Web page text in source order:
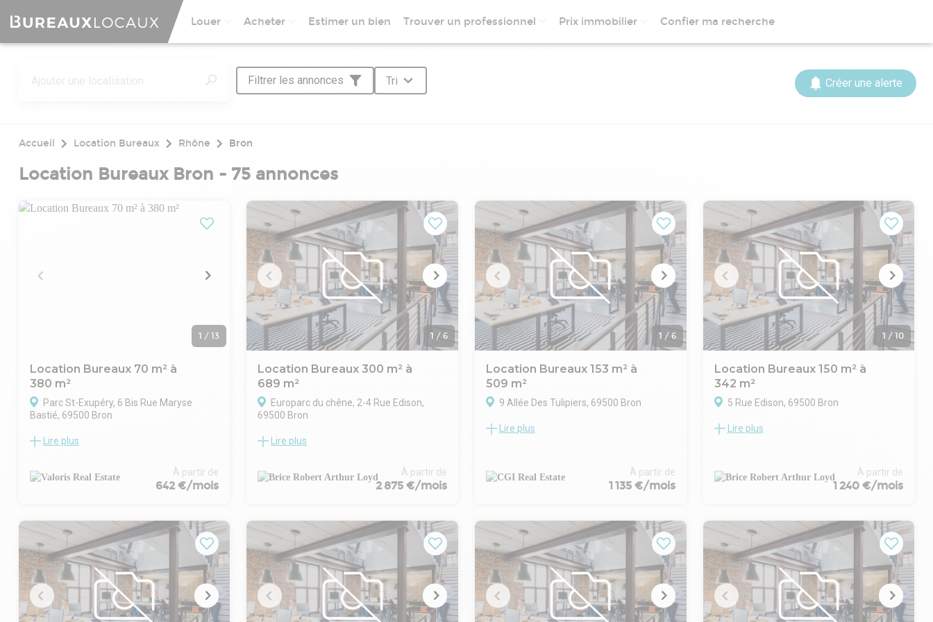
Louer Acheter Estimer un bien Trouver un professionnel Prix immobilier Confier ma recherche
Filtrer les annonces Tri Créer une alerte
Accueil Location Bureaux Rhône Bron
Location Bureaux Bron - 75 annonces
1 /13
Location Bureaux 70 m² à
380 m²
Parc St-Exupéry, 6 Bis Rue Maryse
Bastié, 69500 Bron
380 m² de bureaux divisibles à partir de 70
bien desservis par les transports en
commun, proches de l'autoroute A43 et du
- Préavis : 6 mois
- Fiscalité : TVA
- Indice : ILAT
- Indexation : Annuelle
- Dépôt de garantie : 3 mois
- Loyers et charges : Trimestriels et
Lire plus
À partir de
642 €/mois
1 / 6
Location Bureaux 300 m² à
689 m²
Europarc du chêne, 2-4 Rue Edison,
69500 Bron
Situé dans le parc tertiaire Europarc à Bron,
location bénéficie d'une implantation
privilégiée au cœur de la ZAC du Chêne,
l'autoroute A43, ce qui facilite les
déplacements en voiture. Le site profite
aussi d'une desserte efficace par les
transports en commun, notamment le
tramway ligne T5 et les lignes de bus TCL.
Les espaces proposés sont lumineux et
fonctionnels, offrant un environnement de
Lire plus
À partir de
2 875 €/mois
1 / 6
Location Bureaux 153 m² à
509 m²
9 Allée Des Tulipiers, 69500 Bron
CGI REAL ESTATE vous propose sur la
153 m². Le bailleur prévoit un
accompagnement sur l'aménagement des
Lire plus
À partir de
1 135 €/mois
1 /10
Location Bureaux 150 m² à
342 m²
5 Rue Edison, 69500 Bron
Situés au cœur de l'Europarc de Bron, ces
fonctionnel pour toute entreprise
souhaitant s'implanter à l'est de Lyon.
dédiée ainsi qu'un bureau fermé,
permettant d'aménager aussi bien des
espaces collaboratifs que des espaces
confidentiels selon vos besoins.
L'immeuble bénéficie d'un accès direct aux
principaux axes routiers, comme le
Boulevard des Droits de l'Homme et les
Lire plus
À partir de
1 240 €/mois